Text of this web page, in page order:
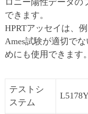
できます。
HPRTアッセイは、
Ames試験が適切で
めにも使用できます。
テストシ
ステム